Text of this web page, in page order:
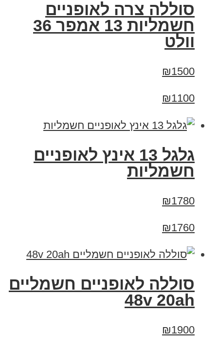
סוללה צרה לאופניים
חשמליות 13 אמפר 36
וולט
₪1500
₪1100
גלגל 13 אינץ לאופניים
חשמליות
₪1780
₪1760
סוללה לאופניים חשמליים
48v 20ah
₪1900